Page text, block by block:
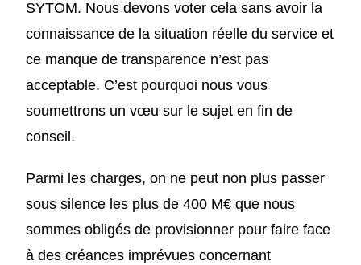
SYTOM. Nous devons voter cela sans avoir la
connaissance de la situation réelle du service et
ce manque de transparence n’est pas
acceptable. C’est pourquoi nous vous
soumettrons un vœu sur le sujet en fin de
conseil.
Parmi les charges, on ne peut non plus passer
sous silence les plus de 400 M€ que nous
sommes obligés de provisionner pour faire face
à des créances imprévues concernant